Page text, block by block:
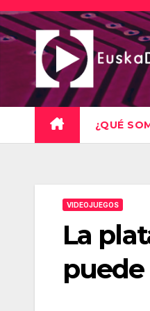
Saltar
al
contenido
¿QUÉ
VIDEOJUEGOS
La
puede